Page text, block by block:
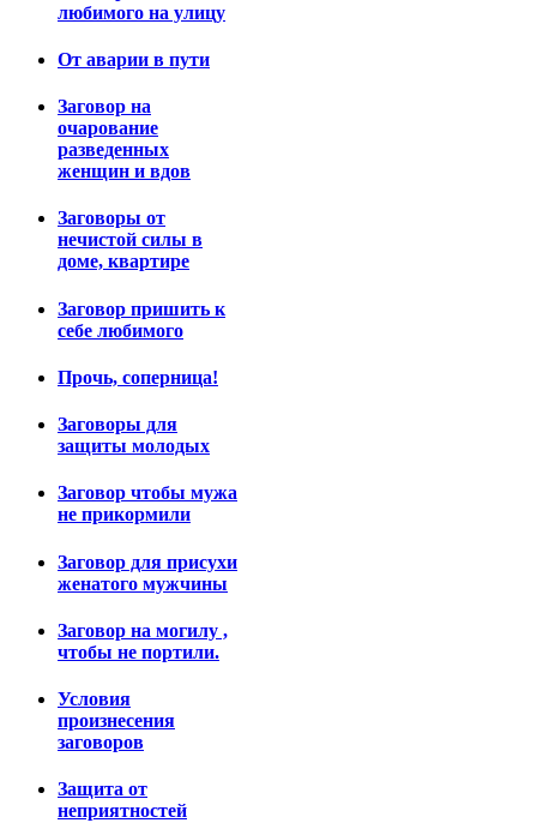
любимого на улицу
От аварии в пути
Заговор на
очарование
разведенных
женщин и вдов
Заговоры от
нечистой силы в
доме, квартире
Заговор пришить к
себе любимого
Прочь, соперница!
Заговоры для
защиты молодых
Заговор чтобы мужа
не прикормили
Заговор для присухи
женатого мужчины
Заговор на могилу ,
чтобы не портили.
Условия
произнесения
заговоров
Защита от
неприятностей